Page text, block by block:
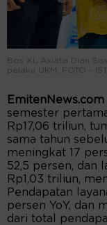
Bos XL Axiata Dian
pelaku UKM. FOTO -
EmitenNews.com
semester
Rp17,06 triliun,
sama tahun
meningkat 17
52,5 persen, dan
Rp1,03 triliun,
Pendapatan
persen YoY, dan
dari total